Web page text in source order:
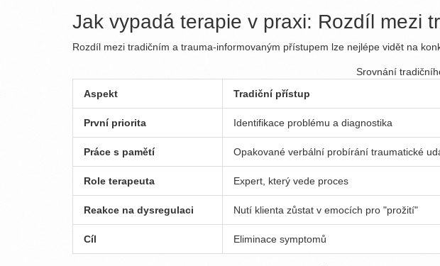
Jak vypadá terapie v praxi: Rozdíl mezi
Rozdíl mezi tradičním a trauma-informovaným přístupem lze nejlépe vidět na
Srovnání
Aspekt
Tradiční přístup
První priorita Identifikace problému a diagnostika
Práce s pamětí Opakované verbální probírání traumatické
Role terapeuta Expert, který vede proces
Reakce na dysregulaci Nutí klienta zůstat v emocích pro "prožití"
Cíl Eliminace symptomů